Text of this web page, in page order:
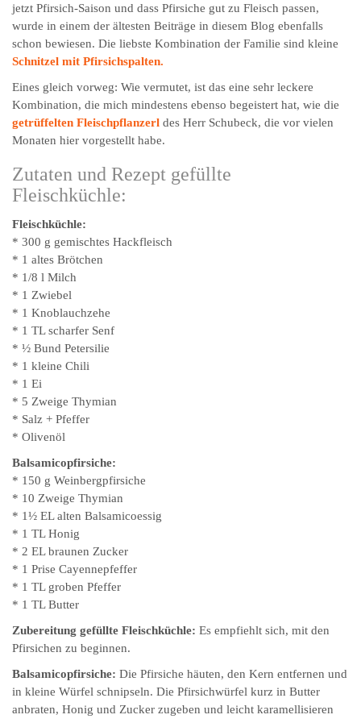
jetzt Pfirsich-Saison und dass Pfirsiche gut zu Fleisch passen,
wurde in einem der ältesten Beiträge in diesem Blog ebenfalls
schon bewiesen. Die liebste Kombination der Familie sind kleine
Schnitzel mit Pfirsichspalten.
Eines gleich vorweg: Wie vermutet, ist das eine sehr leckere
Kombination, die mich mindestens ebenso begeistert hat, wie die
getrüffelten Fleischpflanzerl des Herr Schubeck, die vor vielen
Monaten hier vorgestellt habe.
Zutaten und Rezept gefüllte
Fleischküchle:
Fleischküchle:
* 300 g gemischtes Hackfleisch
* 1 altes Brötchen
* 1/8 l Milch
* 1 Zwiebel
* 1 Knoblauchzehe
* 1 TL scharfer Senf
* ½ Bund Petersilie
* 1 kleine Chili
* 1 Ei
* 5 Zweige Thymian
* Salz + Pfeffer
* Olivenöl
Balsamicopfirsiche:
* 150 g Weinbergpfirsiche
* 10 Zweige Thymian
* 1½ EL alten Balsamicoessig
* 1 TL Honig
* 2 EL braunen Zucker
* 1 Prise Cayennepfeffer
* 1 TL groben Pfeffer
* 1 TL Butter
Zubereitung gefüllte Fleischküchle: Es empfiehlt sich, mit den
Pfirsichen zu beginnen.
Balsamicopfirsiche: Die Pfirsiche häuten, den Kern entfernen und
in kleine Würfel schnipseln. Die Pfirsichwürfel kurz in Butter
anbraten, Honig und Zucker zugeben und leicht karamellisieren